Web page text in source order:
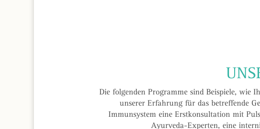
Die folgenden Programme sind Beispiele, wie
unserer Erfahrung für das betreffende
Immunsystem eine Erstkonsultation mit
Ayurveda-Experten, eine